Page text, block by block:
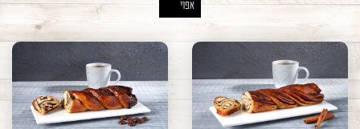
להרשמה
חמישיות מאפינס
עוגות בצק עלים
עוגות מאפין לאפייה
עוגות קרנץ'
בחרו קפוא/אפוי קפוא
אפוי
קפוא
בחרו חלבי/פרווה
אפוי